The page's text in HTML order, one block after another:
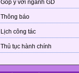
Góp ý với ngành GD
Thông báo
Lịch công tác
Thủ tục hành chính